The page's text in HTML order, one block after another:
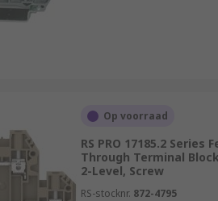
Op voorraad
RS PRO 17185.2 Series
Through Terminal
2-Level, Screw
RS-stocknr. 872-4795